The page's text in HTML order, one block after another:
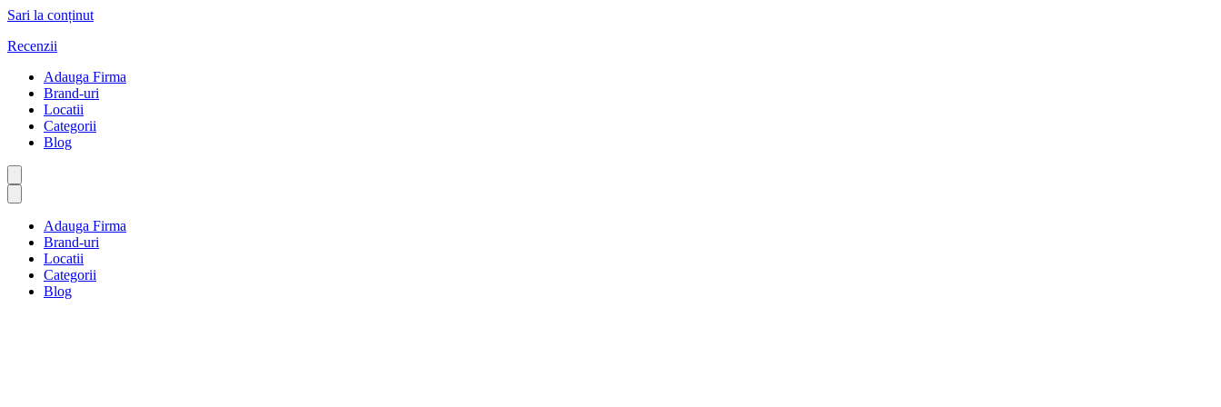
Sari la conținut
Recenzii
Adauga Firma
Brand-uri
Locatii
Categorii
Blog
Adauga Firma
Brand-uri
Locatii
Categorii
Blog